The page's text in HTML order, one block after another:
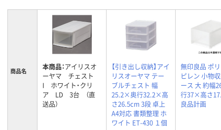
商品名 本商品：アイリスオ
ーヤマ チェスト
I ホワイト・クリ
ア LD 3台 （直
送品）
【引き出し収納】アイ
リスオーヤマ テー
ブルチェスト 幅
25.2×奥行32.2×高
さ26.5cm 3段 卓上
A4対応 書類整理 ホ
ワイト ET-430 １個
無印良品 ポ
ピレン 小物
ース 大 約幅
行37×高さ
良品計画